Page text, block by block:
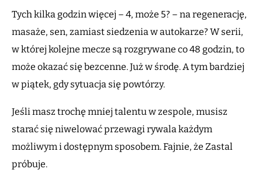
Tych kilka godzin więcej – 4, może 5? – na regenerację,
masaże, sen, zamiast siedzenia w autokarze? W serii,
w której kolejne mecze są rozgrywane co 48 godzin, to
może okazać się bezcenne. Już w środę. A tym bardziej
w piątek, gdy sytuacja się powtórzy.
Jeśli masz trochę mniej talentu w zespole, musisz
starać się niwelować przewagi rywala każdym
możliwym i dostępnym sposobem. Fajnie, że Zastal
próbuje.